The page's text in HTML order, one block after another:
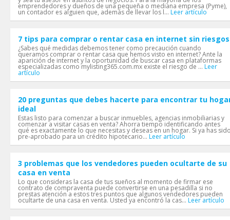
emprendedores y dueños de una pequeña o mediana empresa (Pyme),
un contador es alguien que, además de llevar los l... Leer artículo
7 tips para comprar o rentar casa en internet sin riesgos
¿Sabes qué medidas debemos tener como precaución cuando
queramos comprar o rentar casa que hemos visto en internet? Ante la
aparición de internet y la oportunidad de buscar casa en plataformas
especializadas como mylisting365.com.mx existe el riesgo de ... Leer
artículo
20 preguntas que debes hacerte para encontrar tu
ideal
Estas listo para comenzar a buscar inmuebles, agencias inmobiliarias y
comenzar a visitar casas en venta? Ahorra tiempo identificando antes
qué es exactamente lo que necesitas y deseas en un hogar. Si ya has
pre-aprobado para un crédito hipotecario... Leer artículo
3 problemas que los vendedores pueden ocultarte de su
casa en venta
Lo que consideras la casa de tus sueños al momento de firmar ese
contrato de compraventa puede convertirse en una pesadilla si no
prestas atención a estos tres puntos que algunos vendedores pueden
ocultarte de una casa en venta. Usted ya encontró la cas... Leer artículo